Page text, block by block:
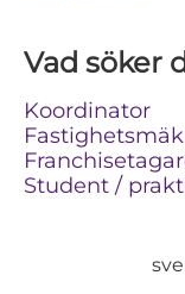
Vad söker
Koordinator
Student /